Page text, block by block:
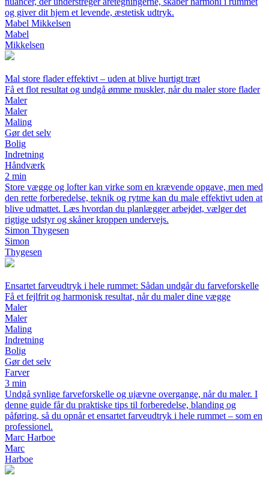
og giver dit hjem et levende, æstetisk udtryk.
Mabel Mikkelsen
Mabel
Mikkelsen
Mal store flader effektivt – uden at blive hurtigt træt
Få et flot resultat og undgå ømme muskler, når du maler store flader
Maler
Maler
Maling
Gør det selv
Bolig
Indretning
Håndværk
2 min
Store vægge og lofter kan virke som en krævende opgave, men med
den rette forberedelse, teknik og rytme kan du male effektivt uden at
blive udmattet. Læs hvordan du planlægger arbejdet, vælger det
rigtige udstyr og skåner kroppen undervejs.
Simon Thygesen
Simon
Thygesen
Ensartet farveudtryk i hele rummet: Sådan undgår du farveforskelle
Få et fejlfrit og harmonisk resultat, når du maler dine vægge
Maler
Maler
Maling
Indretning
Bolig
Gør det selv
Farver
3 min
Undgå synlige farveforskelle og ujævne overgange, når du maler. I
denne guide får du praktiske tips til forberedelse, blanding og
påføring, så du opnår et ensartet farveudtryk i hele rummet – som en
professionel.
Marc Harboe
Marc
Harboe